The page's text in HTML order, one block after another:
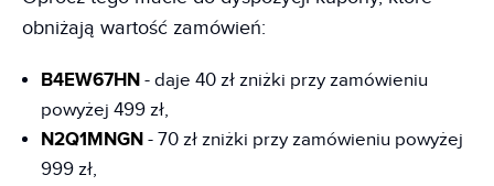
obniżają wartość zamówień:
B4EW67HN - daje 40 zł zniżki przy zamówieniu
powyżej 499 zł,
N2Q1MNGN - 70 zł zniżki przy zamówieniu powyżej
999 zł,